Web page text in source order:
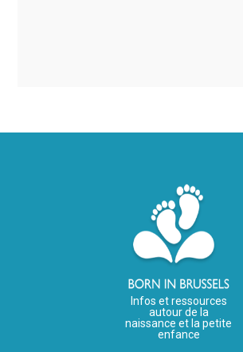
Infos et ressources
autour de la
naissance et la petite
enfance